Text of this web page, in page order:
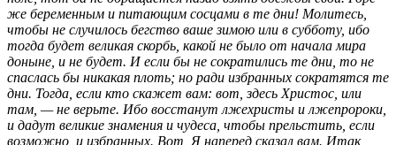
же беременным и питающим сосцами в те дни! Молитесь,
чтобы не случилось бегство ваше зимою или в субботу, ибо
тогда будет великая скорбь, какой не было от начала мира
доныне, и не будет. И если бы не сократились те дни, то не
спаслась бы никакая плоть; но ради избранных сократятся те
дни. Тогда, если кто скажет вам: вот, здесь Христос, или
там, — не верьте. Ибо восстанут лжехристы и лжепророки,
и дадут великие знамения и чудеса, чтобы прельстить, если
возможно, и избранных. Вот, Я наперед сказал вам. Итак,